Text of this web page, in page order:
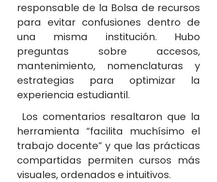
responsable de la Bolsa de recursos
para evitar confusiones dentro de
una misma institución. Hubo
preguntas sobre accesos,
mantenimiento, nomenclaturas y
estrategias para optimizar la
experiencia estudiantil.
Los comentarios resaltaron que la
herramienta “facilita muchísimo el
trabajo docente” y que las prácticas
compartidas permiten cursos más
visuales, ordenados e intuitivos.